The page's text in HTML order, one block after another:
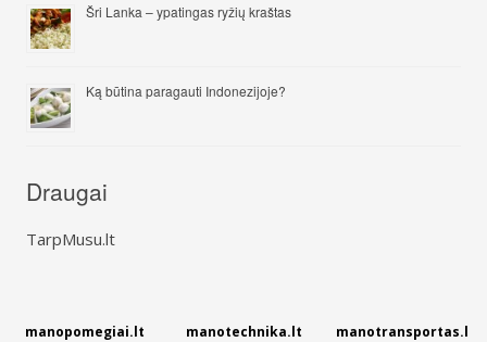
Šri Lanka – ypatingas ryžių kraštas
Ką būtina paragauti Indonezijoje?
Draugai
TarpMusu.lt
manopomegiai.lt manotechnika.lt
manotransportas.l